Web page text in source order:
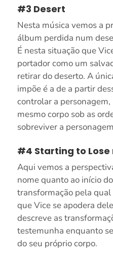
#3 Desert
Nesta música vemos a
álbum perdida num
É nesta situação que
portador como um
retirar do deserto. A
impõe é a de a partir
controlar a
mesmo corpo sob as
sobreviver a
#4 Starting to Lose
Aqui vemos a
nome quanto ao início
transformação pela qual
que Vice se apodera
descreve as
testemunha enquanto
do seu próprio corpo.